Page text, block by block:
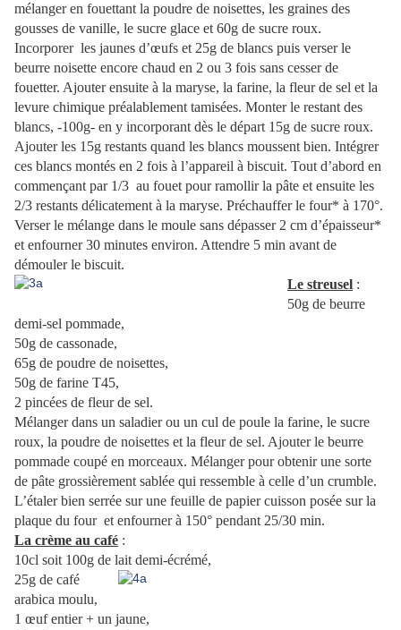
mélanger en fouettant la poudre de noisettes, les graines des
gousses de vanille, le sucre glace et 60g de sucre roux.
Incorporer les jaunes d’œufs et 25g de blancs puis verser le
beurre noisette encore chaud en 2 ou 3 fois sans cesser de
fouetter. Ajouter ensuite à la maryse, la farine, la fleur de sel et la
levure chimique préalablement tamisées. Monter le restant des
blancs, -100g- en y incorporant dès le départ 15g de sucre roux.
Ajouter les 15g restants quand les blancs moussent bien. Intégrer
ces blancs montés en 2 fois à l’appareil à biscuit. Tout d’abord en
commençant par 1/3 au fouet pour ramollir la pâte et ensuite les
2/3 restants délicatement à la maryse. Préchauffer le four* à 170°.
Verser le mélange dans le moule sans dépasser 2 cm d’épaisseur*
et enfourner 30 minutes environ. Attendre 5 min avant de
démouler le biscuit.
Le streusel :
50g de beurre
demi-sel pommade,
50g de cassonade,
65g de poudre de noisettes,
50g de farine T45,
2 pincées de fleur de sel.
Mélanger dans un saladier ou un cul de poule la farine, le sucre
roux, la poudre de noisettes et la fleur de sel. Ajouter le beurre
pommade coupé en morceaux. Mélanger pour obtenir une sorte
de pâte grossièrement sablée qui ressemble à celle d’un crumble.
L’étaler bien serrée sur une feuille de papier cuisson posée sur la
plaque du four et enfourner à 150° pendant 25/30 min.
La crème au café :
10cl soit 100g de lait demi-écrémé,
25g de café
arabica moulu,
1 œuf entier + un jaune,